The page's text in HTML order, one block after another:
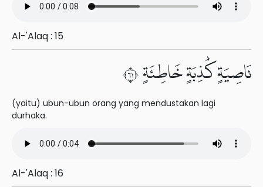
Al-'Alaq : 15
نَاصِيَةٍ كَٰذِبَةٍ خَاطِئَةٍ ١٦
(yaitu) ubun-ubun orang yang mendustakan lagi
durhaka.
Al-'Alaq : 16